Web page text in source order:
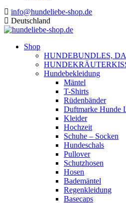
info@hundeliebe-shop.de
Deutschland
Shop
HUNDEBUNDLES,
Hundebekleidung
Mäntel
T-Shirts
Rüdenbänder
Duftmarke Hunde
Kleider
Hochzeit
Schuhe – Socken
Hundeschals
Pullover
Schutzhosen
Hosen
Bademäntel
Regenkleidung
Basecaps